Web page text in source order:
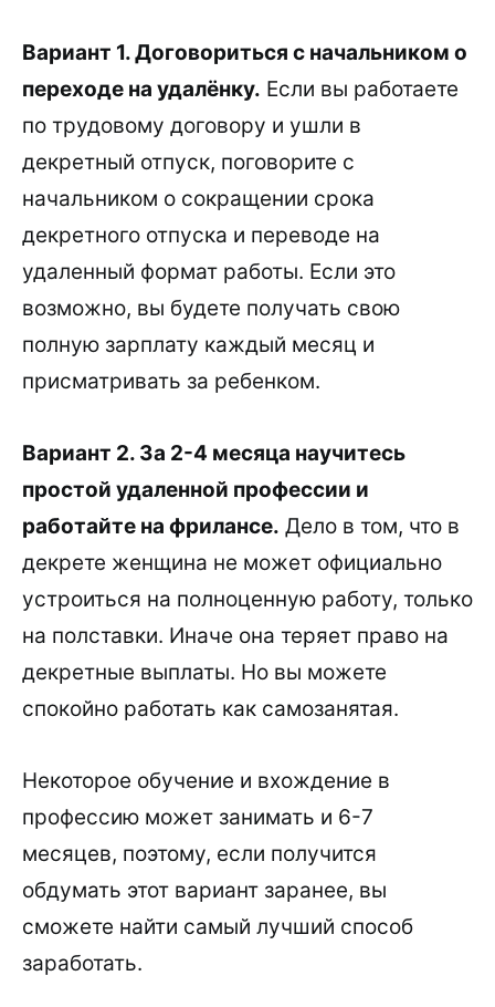
Вариант 1. Договориться с начальником о
переходе на удалёнку. Если вы работаете
по трудовому договору и ушли в
декретный отпуск, поговорите с
начальником о сокращении срока
декретного отпуска и переводе на
удаленный формат работы. Если это
возможно, вы будете получать свою
полную зарплату каждый месяц и
присматривать за ребенком.
Вариант 2. За 2-4 месяца научитесь
простой удаленной профессии и
работайте на фрилансе. Дело в том, что в
декрете женщина не может официально
устроиться на полноценную работу, только
на полставки. Иначе она теряет право на
декретные выплаты. Но вы можете
спокойно работать как самозанятая.
Некоторое обучение и вхождение в
профессию может занимать и 6-7
месяцев, поэтому, если получится
обдумать этот вариант заранее, вы
сможете найти самый лучший способ
заработать.